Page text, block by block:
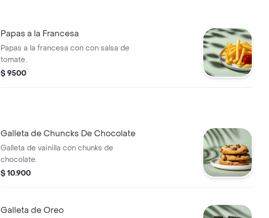
Papas a la Francesa
Papas a la francesa con con salsa de
tomate.
$ 9500
Galleta de Chuncks De Chocolate
Galleta de vainilla con chunks de
chocolate.
$ 10.900
Galleta de Oreo